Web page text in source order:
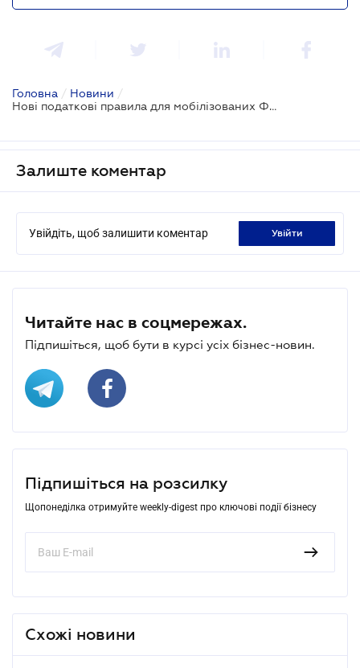
Головна / Новини /
Нові податкові правила для мобілізованих ФОП: роз'яснення ДПС
Залиште коментар
Увійдіть, щоб залишити коментар увійти
Читайте нас в соцмережах.
Підпишіться, щоб бути в курсі усіх бізнес-новин.
Підпишіться на розсилку
Щопонеділка отримуйте weekly-digest про ключові події бізнесу
Схожі новини